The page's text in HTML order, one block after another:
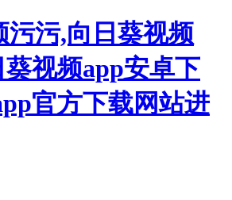
污污,向日葵视频
葵视频app安卓下
官方下载网站进